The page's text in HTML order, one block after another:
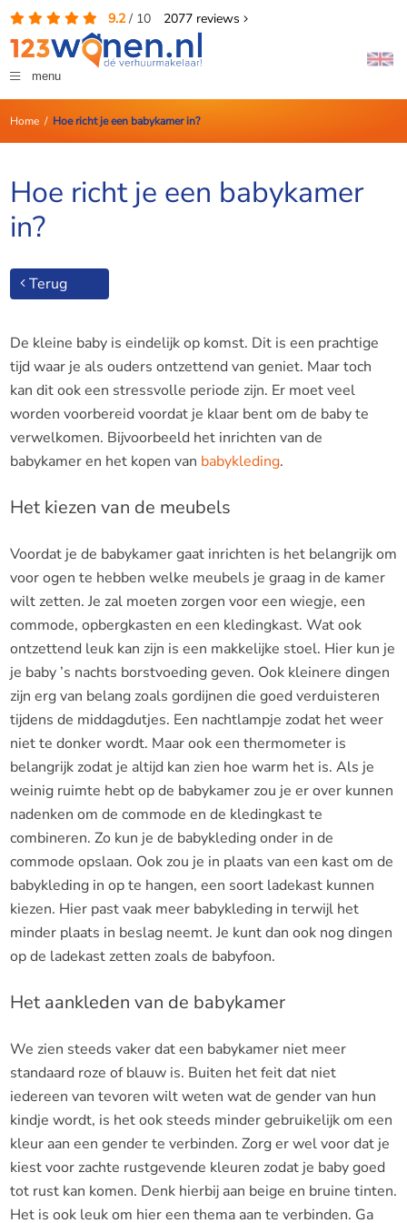
9.2/ 10 2077reviews
menu
Home/ Hoe richt je een babykamer in?
Hoe richt je een babykamer
in?
Terug
De kleine baby is eindelijk op komst. Dit is een prachtige
tijd waar je als ouders ontzettend van geniet. Maar toch
kan dit ook een stressvolle periode zijn. Er moet veel
worden voorbereid voordat je klaar bent om de baby te
verwelkomen. Bijvoorbeeld het inrichten van de
babykamer en het kopen van babykleding.
Het kiezen van de meubels
Voordat je de babykamer gaat inrichten is het belangrijk om
voor ogen te hebben welke meubels je graag in de kamer
wilt zetten. Je zal moeten zorgen voor een wiegje, een
commode, opbergkasten en een kledingkast. Wat ook
ontzettend leuk kan zijn is een makkelijke stoel. Hier kun je
je baby ’s nachts borstvoeding geven. Ook kleinere dingen
zijn erg van belang zoals gordijnen die goed verduisteren
tijdens de middagdutjes. Een nachtlampje zodat het weer
niet te donker wordt. Maar ook een thermometer is
belangrijk zodat je altijd kan zien hoe warm het is. Als je
weinig ruimte hebt op de babykamer zou je er over kunnen
nadenken om de commode en de kledingkast te
combineren. Zo kun je de babykleding onder in de
commode opslaan. Ook zou je in plaats van een kast om de
babykleding in op te hangen, een soort ladekast kunnen
kiezen. Hier past vaak meer babykleding in terwijl het
minder plaats in beslag neemt. Je kunt dan ook nog dingen
op de ladekast zetten zoals de babyfoon.
Het aankleden van de babykamer
We zien steeds vaker dat een babykamer niet meer
standaard roze of blauw is. Buiten het feit dat niet
iedereen van tevoren wilt weten wat de gender van hun
kindje wordt, is het ook steeds minder gebruikelijk om een
kleur aan een gender te verbinden. Zorg er wel voor dat je
kiest voor zachte rustgevende kleuren zodat je baby goed
tot rust kan komen. Denk hierbij aan beige en bruine tinten.
Het is ook leuk om hier een thema aan te verbinden. Ga